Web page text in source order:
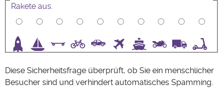
Rakete aus.
Diese Sicherheitsfrage überprüft, ob Sie ein menschlicher
Besucher sind und verhindert automatisches Spamming.